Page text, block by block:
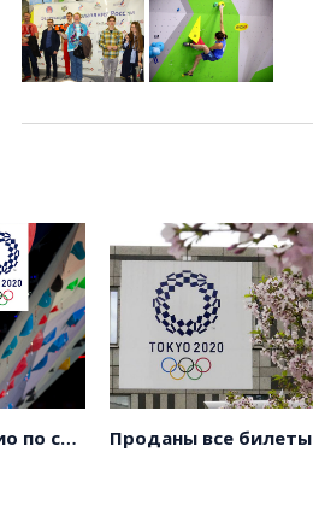
Олимпийские игры в Токио по скалолазанию Проданы все билеты